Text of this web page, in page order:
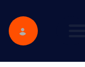
navigation